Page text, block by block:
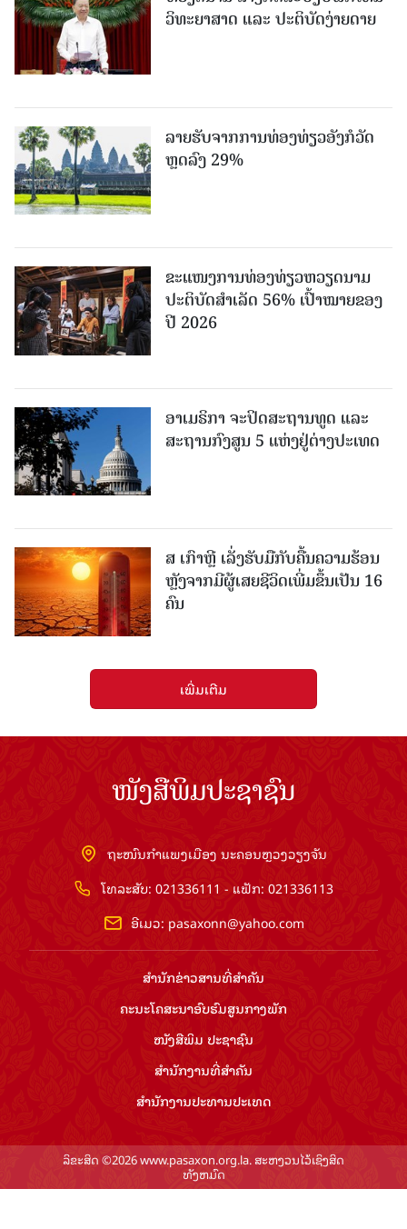
ວິທະຍາສາດ ແລະ ປະຕິບັດງ່າຍດາຍ
ລາຍຮັບຈາກການທ່ອງທ່ຽວອັງກໍວັດ
ຫຼດລົງ 29%
ຂະ​ແໜງ​ການ​ທ່ອງ​ທ່ຽວຫວຽດນາມ ​
ປະ​ຕິ​ບັດ​ສຳ​ເລັດ 56% ເປົ້າ​ໝາຍຂອງ
ປີ 2026
ອາເມຣິກາ ຈະປິດສະຖານທູດ ແ​ລະ
ສະຖານກົງສູນ 5 ແຫ່ງ​ຢູ່​ຕ່າງ​ປະ​ເທດ
ສ ເກົາຫຼີ ເລັ່ງຮັບມືກັບຄື້ນຄວາມຮ້ອນ
ຫຼັງຈາກມີຜູ້ເສຍຊີວິດເພີ່ມຂຶ້ນເປັນ 16
ຄົນ
ເພີ່ມເຕີມ
ໜັງສືພິມປະຊາຊົນ
ຖະໜົນກຳແພງເມືອງ ນະຄອນຫຼວງວຽງຈັນ
ໂທລະສັບ: 021336111 - ແຟັກ: 021336113
ອີເມວ: pasaxonn@yahoo.com
ສຳ​ນັກ​ຂ່າວ​ສານ​ທີ່​ສຳ​ຄັນ​
ຄະນະໂຄສະນາອົບຮົມ​ສູນ​ກາງ​ພັກ
ໜັງສືພິມ ປະ​ຊາ​ຊົນ
ສຳ​ນັກ​ງານ​ທີ່​ສຳ​ຄັນ
ສຳ​ນັກ​ງານ​ປະ​ທານ​ປະ​ເທດ
ລິຂະສິດ ©2026 www.pasaxon.org.la. ສະຫງວນໄວ້ເຊິງສິດ
ທັງຫມົດ